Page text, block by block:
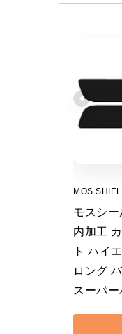
MOS
モスシ
内加工
ト ハイ
ロング
スーパ